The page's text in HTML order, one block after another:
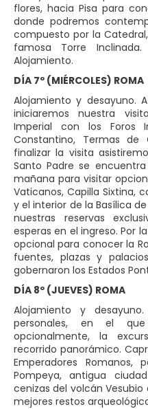
flores, hacia Pisa para
donde podremos
compuesto por la
famosa Torre
Alojamiento.
DÍA 7º (MIÉRCOLES) ROMA
Alojamiento y desayuno.
iniciaremos nuestra
Imperial con los Foros
Constantino, Termas de
finalizar la visita
Santo Padre se
mañana para visitar
Vaticanos, Capilla Sixtina,
y el interior de la Basílica
nuestras reservas
esperas en el ingreso. Por
opcional para conocer la
fuentes, plazas y
gobernaron los Estados
DÍA 8º (JUEVES) ROMA
Alojamiento y
personales, en el que
opcionalmente, la
recorrido panorámico.
Emperadores Romanos,
Pompeya, antigua
cenizas del volcán
mejores restos